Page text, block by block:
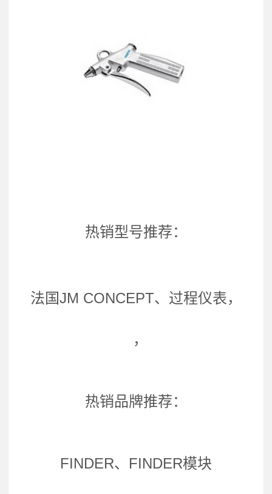
热销型号推荐：
法国JM CONCEPT、过程仪表，
，
热销品牌推荐：
FINDER、FINDER模块